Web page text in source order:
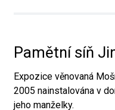
Pamětní síň
Expozice věnovaná
2005 nainstalována v
jeho manželky.